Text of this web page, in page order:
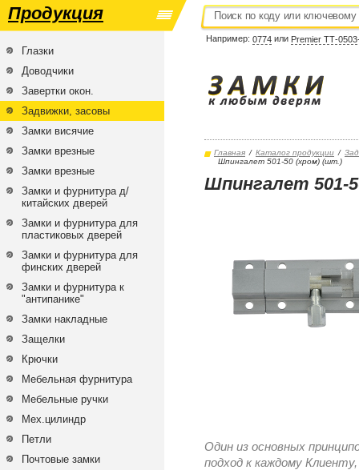
Продукция
Например: 0774 или Premier ТТ-
Глазки
Доводчики
Завертки окон.
Задвижки, засовы
Замки висячие
Замки врезные
Замки врезные
Замки и фурнитура д/
китайских дверей
Замки и фурнитура для
пластиковых дверей
Замки и фурнитура для
финских дверей
Замки и фурнитура к
"антипанике"
Замки накладные
Защелки
Крючки
Мебельная фурнитура
Мебельные ручки
Мех.цилиндр
Петли
Почтовые замки
Главная / Каталог продукции /
Шпингалет 501-50 (хром) (шт.)
Шпингалет 501-
Один из основных
подход к каждому